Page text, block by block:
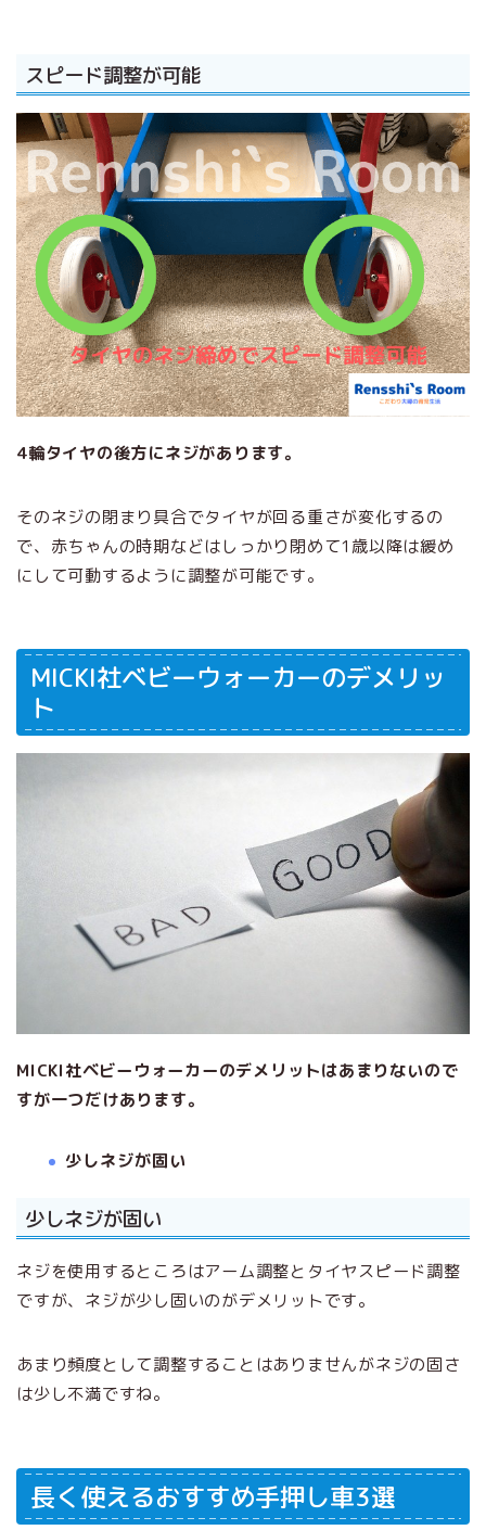
スピード調整が可能
4輪タイヤの後方にネジがあります。
そのネジの閉まり具合でタイヤが回る重さが変化するの
で、赤ちゃんの時期などはしっかり閉めて1歳以降は緩め
にして可動するように調整が可能です。
MICKI社ベビーウォーカーのデメリッ
ト
MICKI社ベビーウォーカーのデメリットはあまりないので
すが一つだけあります。
少しネジが固い
少しネジが固い
ネジを使用するところはアーム調整とタイヤスピード調整
ですが、ネジが少し固いのがデメリットです。
あまり頻度として調整することはありませんがネジの固さ
は少し不満ですね。
長く使えるおすすめ手押し車3選